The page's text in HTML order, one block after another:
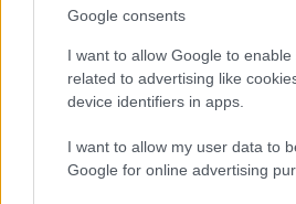
Google consents
I want to allow Google to enable
related to advertising like
device identifiers in apps.
I want to allow my user data to
Google for online advertising
Atcelt